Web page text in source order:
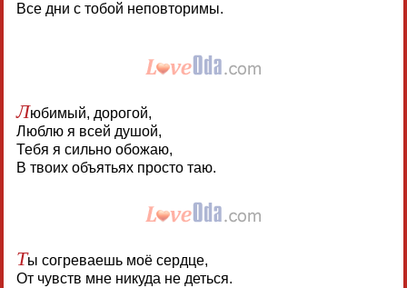
Все дни с тобой неповторимы.
Любимый, дорогой,
Люблю я всей душой,
Тебя я сильно обожаю,
В твоих объятьях просто таю.
Ты согреваешь моё сердце,
От чувств мне никуда не деться.